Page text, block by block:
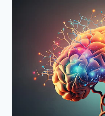
LØSE
KRYSSORD